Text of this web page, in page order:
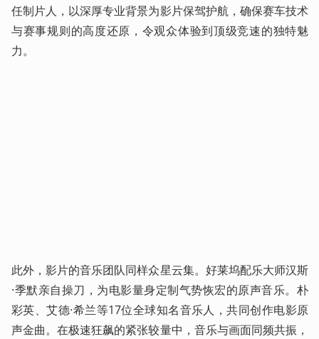
任制片人，以深厚专业背景为影片保驾护航，确保赛车技术
与赛事规则的高度还原，令观众体验到顶级竞速的独特魅
力。
此外，影片的音乐团队同样众星云集。好莱坞配乐大师汉斯
·季默亲自操刀，为电影量身定制气势恢宏的原声音乐。朴
彩英、艾德·希兰等17位全球知名音乐人，共同创作电影原
声金曲。在极速狂飙的紧张较量中，音乐与画面同频共振，